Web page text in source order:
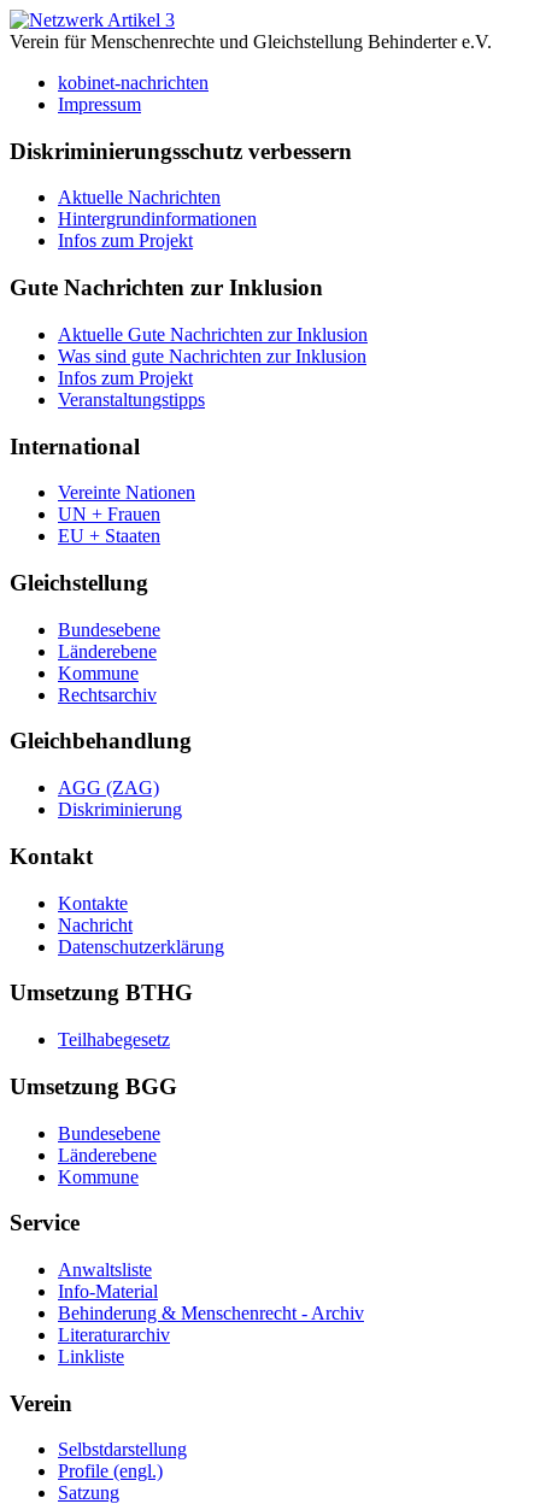
Verein für Menschenrechte und Gleichstellung Behinderter e.V.
kobinet-nachrichten
Impressum
Diskriminierungsschutz verbessern
Aktuelle Nachrichten
Hintergrundinformationen
Infos zum Projekt
Gute Nachrichten zur Inklusion
Aktuelle Gute Nachrichten zur Inklusion
Was sind gute Nachrichten zur Inklusion
Infos zum Projekt
Veranstaltungstipps
International
Vereinte Nationen
UN + Frauen
EU + Staaten
Gleichstellung
Bundesebene
Länderebene
Kommune
Rechtsarchiv
Gleichbehandlung
AGG (ZAG)
Diskriminierung
Kontakt
Kontakte
Nachricht
Datenschutzerklärung
Umsetzung BTHG
Teilhabegesetz
Umsetzung BGG
Bundesebene
Länderebene
Kommune
Service
Anwaltsliste
Info-Material
Behinderung & Menschenrecht - Archiv
Literaturarchiv
Linkliste
Verein
Selbstdarstellung
Profile (engl.)
Satzung